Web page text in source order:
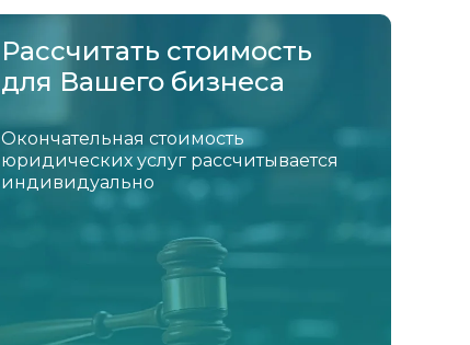
Рассчитать стоимость
для Вашего бизнеса
Окончательная стоимость
юридических услуг рассчитывается
индивидуально